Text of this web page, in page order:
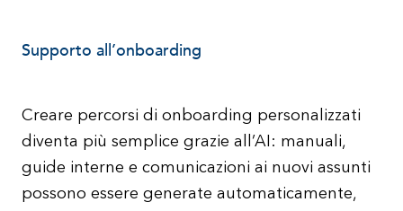
Supporto all’onboarding
Creare percorsi di onboarding personalizzati
diventa più semplice grazie all’AI: manuali,
guide interne e comunicazioni ai nuovi assunti
possono essere generate automaticamente,